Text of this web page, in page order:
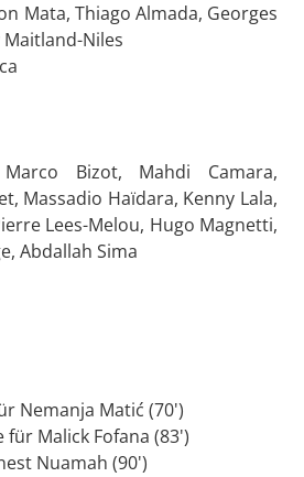
Mata, Thiago Almada, Georges
Niles
Bizot, Mahdi Camara,
Massadio Haïdara, Kenny Lala,
Lees-Melou, Hugo Magnetti,
Abdallah Sima
Nemanja Matić (70')
Malick Fofana (83')
Nuamah (90')